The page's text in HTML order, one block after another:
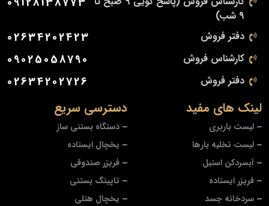
دسترسی سریع
دستگاه بستنی ساز
یخچال ایستاده
فریزر صندوقی
تاپینگ بستنی
یخچال هتلی
لینک های مفید
لیست باربری
لیست تخلیه بارها
آبسردکن استیل
فریزر ایستاده
سردخانه جسد
9 شب)
دفتر فروش 02634202423
کارشناس فروش 09025058790
دفتر فروش 02634202726